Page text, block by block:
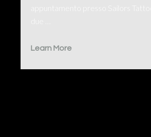
appuntamento presso Sailors
Learn More